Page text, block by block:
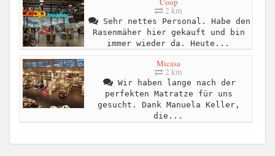
2 km
Sehr nettes Personal. Habe den
Rasenmäher hier gekauft und bin
immer wieder da. Heute...
Micasa
2 km
Wir haben lange nach der
perfekten Matratze für uns
gesucht. Dank Manuela Keller,
die...